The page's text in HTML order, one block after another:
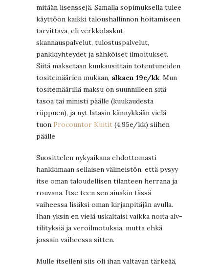
mitään lisenssejä. Samalla sopimuksella tulee
käyttöön kaikki taloushallinnon hoitamiseen
tarvittava, eli verkkolaskut,
skannauspalvelut, tulostuspalvelut,
pankkiyhteydet ja sähköiset ilmoitukset.
Siitä maksetaan kuukausittain toteutuneiden
tositemäärien mukaan, alkaen 19e/kk. Mun
tositemäärillä maksu on suunnilleen sitä
tasoa tai ministi päälle (kuukaudesta
riippuen), ja nyt latasin kännykkään vielä
tuon Procountor Kuitit (4,95e/kk) siihen
päälle
Suosittelen nykyaikana ehdottomasti
hankkimaan sellaisen välineistön, että pysyy
itse oman taloudellisen tilanteen herrana ja
rouvana. Itse teen sen ainakin tässä
vaiheessa lisäksi oman kirjanpitäjän avulla.
Ihan yksin en vielä uskaltaisi vaikka noita alv-
tilityksiä ja veroilmotuksia, mutta ehkä
jossain vaiheessa sitten.
Mulle itselleni siis oli ihan valtavan tärkeää,